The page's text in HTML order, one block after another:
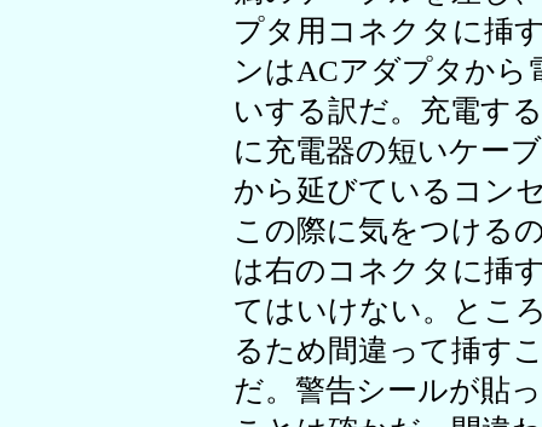
プタ用コネクタに挿
ンはACアダプタから
いする訳だ。充電す
に充電器の短いケー
から延びているコン
この際に気をつける
は右のコネクタに挿
てはいけない。とこ
るため間違って挿す
だ。警告シールが貼